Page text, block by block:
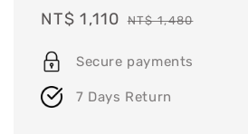
Sale
NT$ 1,110 Regular
NT$ 1,480
Secure payments
7 Days Return